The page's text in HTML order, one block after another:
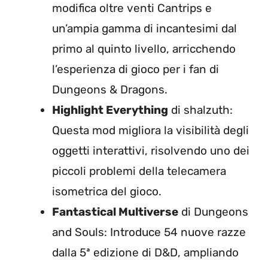
modifica oltre venti Cantrips e
un’ampia gamma di incantesimi dal
primo al quinto livello, arricchendo
l’esperienza di gioco per i fan di
Dungeons & Dragons.
Highlight Everything di shalzuth:
Questa mod migliora la visibilità degli
oggetti interattivi, risolvendo uno dei
piccoli problemi della telecamera
isometrica del gioco.
Fantastical Multiverse di Dungeons
and Souls: Introduce 54 nuove razze
dalla 5ª edizione di D&D, ampliando